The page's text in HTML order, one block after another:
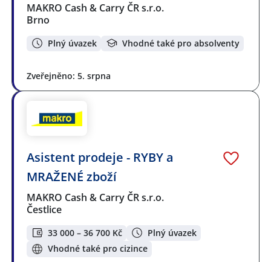
MAKRO Cash & Carry ČR s.r.o.
Brno
Plný úvazek Vhodné také pro absolventy
Zveřejněno: 5. srpna
Asistent prodeje - RYBY a
MRAŽENÉ zboží
MAKRO Cash & Carry ČR s.r.o.
Čestlice
33 000 – 36 700 Kč
Plný úvazek
Vhodné také pro cizince